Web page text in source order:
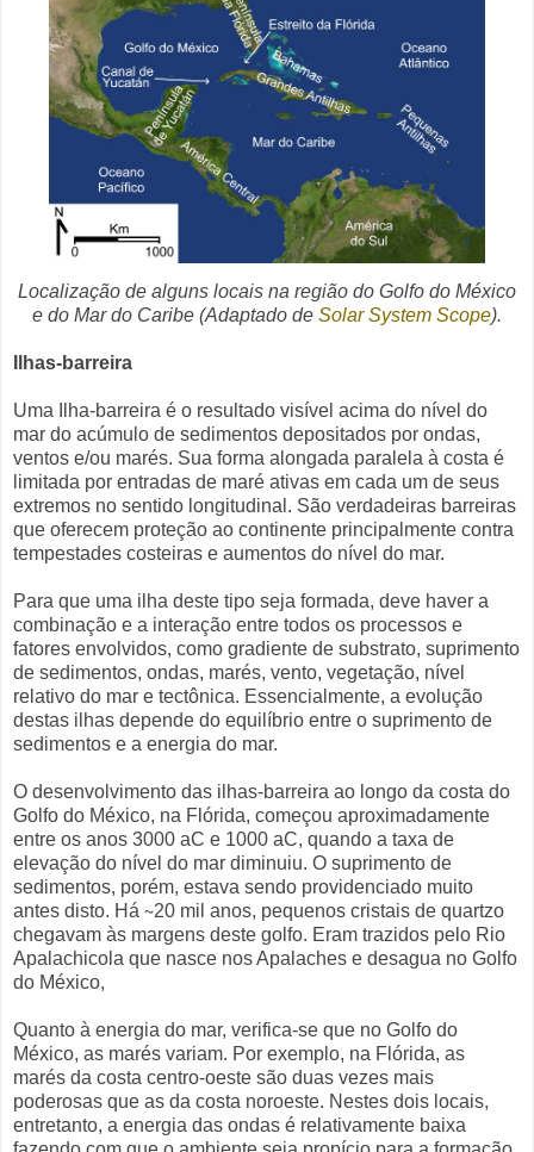
Localização de alguns locais na região do Golfo do México
e do Mar do Caribe (Adaptado de Solar System Scope).
Ilhas-barreira
Uma Ilha-barreira é o resultado visível acima do nível do
mar do acúmulo de sedimentos depositados por ondas,
ventos e/ou marés. Sua forma alongada paralela à costa é
limitada por entradas de maré ativas em cada um de seus
extremos no sentido longitudinal. São verdadeiras barreiras
que oferecem proteção ao continente principalmente contra
tempestades costeiras e aumentos do nível do mar.
Para que uma ilha deste tipo seja formada, deve haver a
combinação e a interação entre todos os processos e
fatores envolvidos, como gradiente de substrato, suprimento
de sedimentos, ondas, marés, vento, vegetação, nível
relativo do mar e tectônica. Essencialmente, a evolução
destas ilhas depende do equilíbrio entre o suprimento de
sedimentos e a energia do mar.
O desenvolvimento das ilhas-barreira ao longo da costa do
Golfo do México, na Flórida, começou aproximadamente
entre os anos 3000 aC e 1000 aC, quando a taxa de
elevação do nível do mar diminuiu. O suprimento de
sedimentos, porém, estava sendo providenciado muito
antes disto. Há ∼20 mil anos, pequenos cristais de quartzo
chegavam às margens deste golfo. Eram trazidos pelo Rio
Apalachicola que nasce nos Apalaches e desagua no Golfo
do México,
Quanto à energia do mar, verifica-se que no Golfo do
México, as marés variam. Por exemplo, na Flórida, as
marés da costa centro-oeste são duas vezes mais
poderosas que as da costa noroeste. Nestes dois locais,
entretanto, a energia das ondas é relativamente baixa